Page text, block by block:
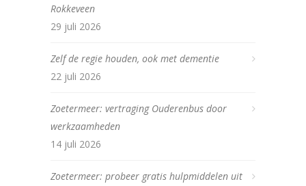
Rokkeveen
29 juli 2026
Zelf de regie houden, ook met dementie
22 juli 2026
Zoetermeer: vertraging Ouderenbus door
werkzaamheden
14 juli 2026
Zoetermeer: probeer gratis hulpmiddelen uit